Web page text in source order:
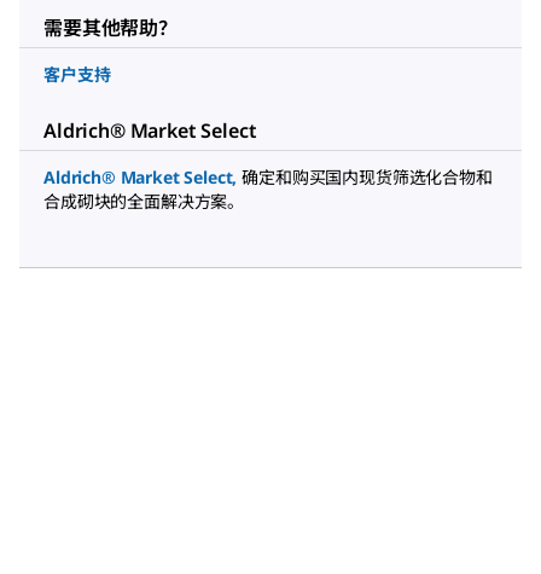
需要其他帮助？
客户支持
Aldrich® Market Select
Aldrich® Market Select, 确定和购买国内现货筛选化合物和
合成砌块的全面解决方案。